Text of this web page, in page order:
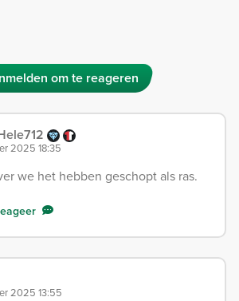
om te reageren
2025 18:35
we het hebben geschopt als ras.
2025 13:55